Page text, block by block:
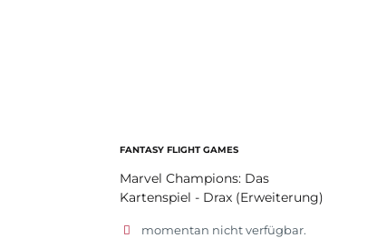
FANTASY FLIGHT GAMES
Marvel Champions: Das
Kartenspiel - Drax (Erweiterung)
momentan nicht verfügbar.